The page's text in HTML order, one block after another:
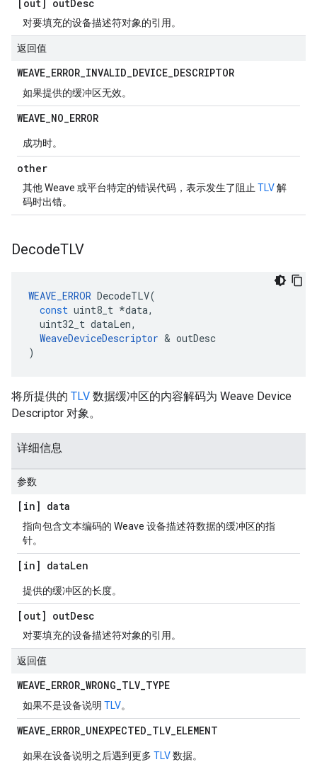
[out] outDesc
对要填充的设备描述符对象的引用。
返回值
WEAVE_ERROR_INVALID_DEVICE_DESCRIPTOR
如果提供的缓冲区无效。
WEAVE_NO_ERROR
成功时。
other
其他 Weave 或平台特定的错误代码，表示发生了阻止 TLV解
码时出错。
DecodeTLV
WEAVE_ERROR DecodeTLV(
const uint8_t *data,
uint32_t dataLen,
WeaveDeviceDescriptor & outDesc
)
将所提供的 TLV 数据缓冲区的内容解码为 Weave Device
Descriptor 对象。
详细信息
参数
[in] data
指向包含文本编码的 Weave 设备描述符数据的缓冲区的指
针。
[in] dataLen
提供的缓冲区的长度。
[out] outDesc
对要填充的设备描述符对象的引用。
返回值
WEAVE_ERROR_WRONG_TLV_TYPE
如果不是设备说明 TLV。
WEAVE_ERROR_UNEXPECTED_TLV_ELEMENT
如果在设备说明之后遇到更多 TLV数据。